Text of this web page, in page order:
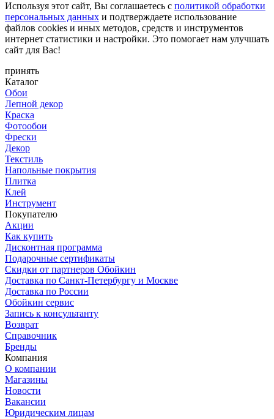
Используя этот сайт, Вы соглашаетесь с политикой обработки
персональных данных и подтверждаете использование
файлов cookies и иных методов, средств и инструментов
интернет статистики и настройки. Это помогает нам улучшать
сайт для Вас!
принять
Каталог
Обои
Лепной декор
Краска
Фотообои
Фрески
Декор
Текстиль
Напольные покрытия
Плитка
Клей
Инструмент
Покупателю
Акции
Как купить
Дисконтная программа
Подарочные сертификаты
Скидки от партнеров Обойкин
Доставка по Санкт-Петербургу и Москве
Доставка по России
Обойкин сервис
Запись к консультанту
Возврат
Справочник
Бренды
Компания
О компании
Магазины
Новости
Вакансии
Юридическим лицам